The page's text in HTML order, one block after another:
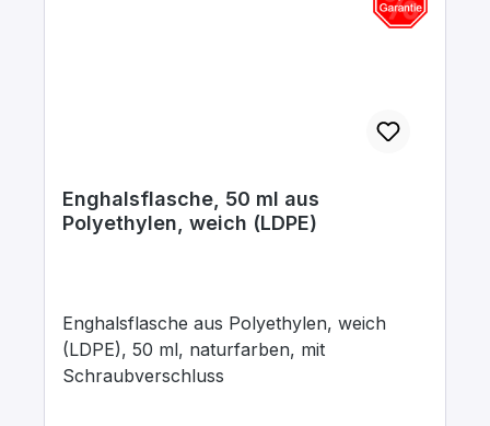
Enghalsflasche, 50 ml aus
Polyethylen, weich (LDPE)
Enghalsflasche aus Polyethylen, weich
(LDPE), 50 ml, naturfarben, mit
Schraubverschluss